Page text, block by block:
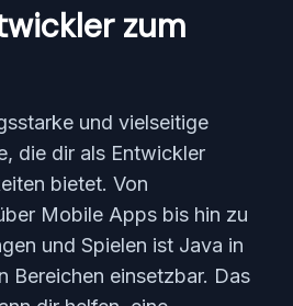
zum
und vielseitige
die dir als Entwickler
bietet. Von
Mobile Apps bis hin zu
und Spielen ist Java in
Bereichen einsetzbar. Das